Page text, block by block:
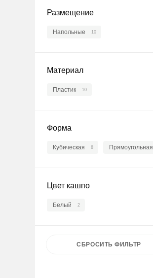
Размещение
Напольные 10
Материал
Пластик 10
Форма
Кубическая 8 Прямоугольная
Цвет кашпо
Белый 2
СБРОСИТЬФИЛЬТР